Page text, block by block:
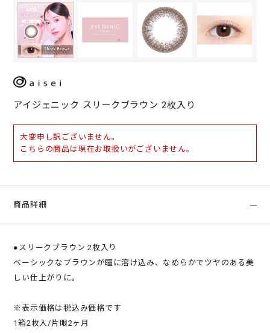
アイジェニック スリークブラウン 2枚入り
大変申し訳ございません。
こちらの商品は現在お取扱いがございません。
商品詳細
●スリークブラウン 2枚入り
ベーシックなブラウンが瞳に溶け込み、なめらかでツヤのある美
しい仕上がりに。
※表示価格は税込み価格です
1箱2枚入/片眼2ヶ月